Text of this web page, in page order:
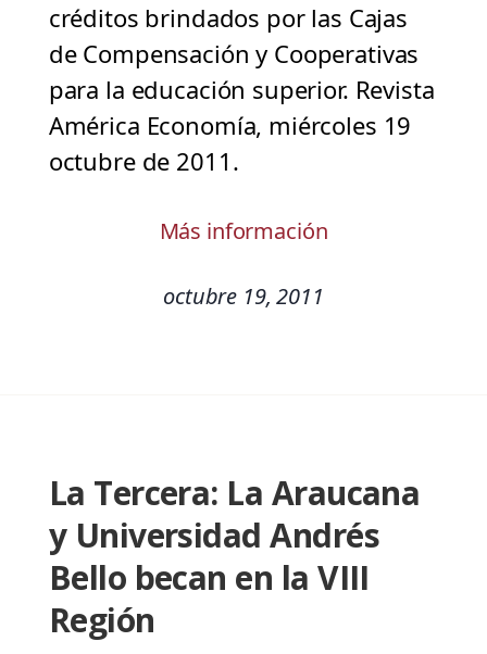
créditos brindados por las Cajas
de Compensación y Cooperativas
para la educación superior. Revista
América Economía, miércoles 19
octubre de 2011.
Más información
octubre 19, 2011
La Tercera: La Araucana
y Universidad Andrés
Bello becan en la VIII
Región